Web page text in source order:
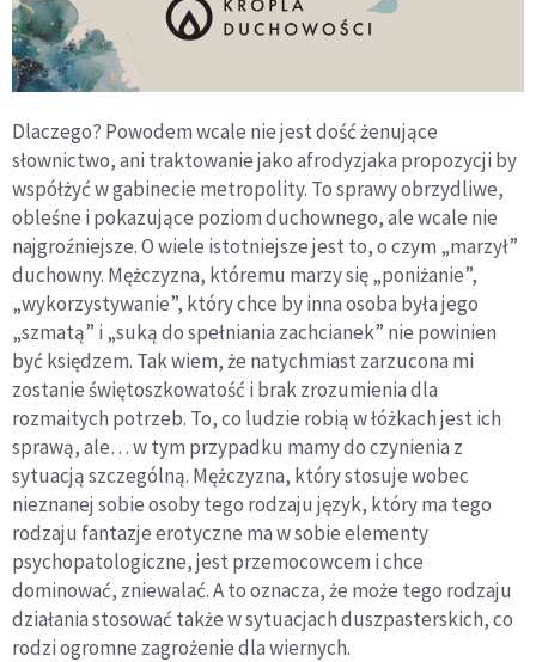
Dlaczego? Powodem wcale nie jest dość żenujące
słownictwo, ani traktowanie jako afrodyzjaka propozycji by
współżyć w gabinecie metropolity. To sprawy obrzydliwe,
obleśne i pokazujące poziom duchownego, ale wcale nie
najgroźniejsze. O wiele istotniejsze jest to, o czym „marzył”
duchowny. Mężczyzna, któremu marzy się „poniżanie”,
„wykorzystywanie”, który chce by inna osoba była jego
„szmatą” i „suką do spełniania zachcianek” nie powinien
być księdzem. Tak wiem, że natychmiast zarzucona mi
zostanie świętoszkowatość i brak zrozumienia dla
rozmaitych potrzeb. To, co ludzie robią w łóżkach jest ich
sprawą, ale… w tym przypadku mamy do czynienia z
sytuacją szczególną. Mężczyzna, który stosuje wobec
nieznanej sobie osoby tego rodzaju język, który ma tego
rodzaju fantazje erotyczne ma w sobie elementy
psychopatologiczne, jest przemocowcem i chce
dominować, zniewalać. A to oznacza, że może tego rodzaju
działania stosować także w sytuacjach duszpasterskich, co
rodzi ogromne zagrożenie dla wiernych.